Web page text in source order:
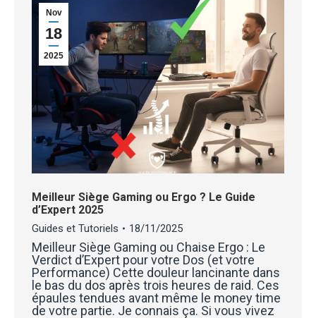
Nov
18
2025
Meilleur Siège Gaming ou Ergo ? Le Guide
d’Expert 2025
Guides et Tutoriels 18/11/2025
Meilleur Siège Gaming ou Chaise Ergo : Le
Verdict d’Expert pour votre Dos (et votre
Performance) Cette douleur lancinante dans
le bas du dos après trois heures de raid. Ces
épaules tendues avant même le money time
de votre partie. Je connais ça. Si vous vivez